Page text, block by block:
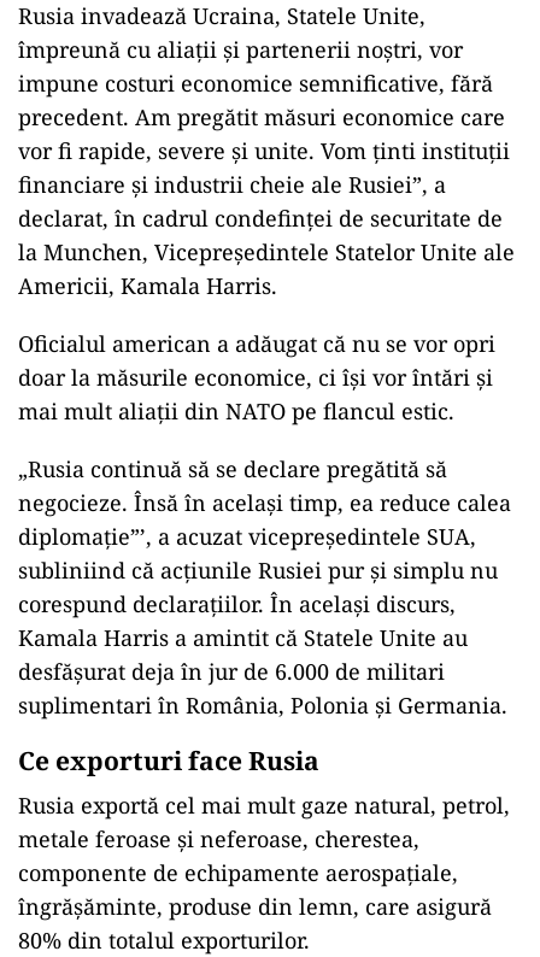
Rusia invadează Ucraina, Statele Unite,
împreună cu aliaţii şi partenerii noştri, vor
impune costuri economice semnificative, fără
precedent. Am pregătit măsuri economice care
vor fi rapide, severe şi unite. Vom ţinti instituţii
financiare şi industrii cheie ale Rusiei”, a
declarat, în cadrul condefinței de securitate de
la Munchen, Vicepreşedintele Statelor Unite ale
Americii, Kamala Harris.
Oficialul american a adăugat că nu se vor opri
doar la măsurile economice, ci își vor întări și
mai mult aliații din NATO pe flancul estic.
„Rusia continuă să se declare pregătită să
negocieze. Însă în acelaşi timp, ea reduce calea
diplomaţie”’, a acuzat vicepreşedintele SUA,
subliniind că acţiunile Rusiei pur şi simplu nu
corespund declaraţiilor. În acelaşi discurs,
Kamala Harris a amintit că Statele Unite au
desfăşurat deja în jur de 6.000 de militari
suplimentari în România, Polonia şi Germania.
Ce exporturi face Rusia
Rusia exportă cel mai mult gaze natural, petrol,
metale feroase și neferoase, cherestea,
componente de echipamente aerospațiale,
îngrășăminte, produse din lemn, care asigură
80% din totalul exporturilor.